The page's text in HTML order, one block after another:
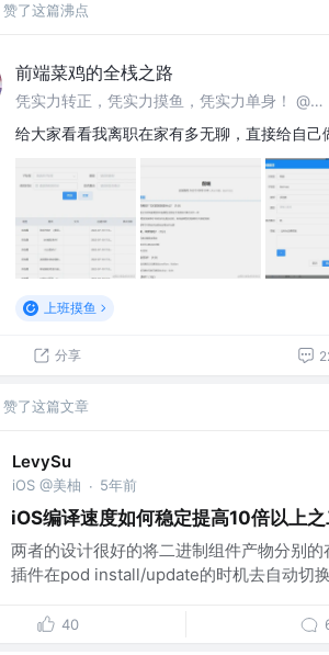
赞了这篇沸点
前端菜鸡的全桟之路
凭实力转正，凭实力摸鱼，凭实力单身！ @成都某不知名小公司
给大家看看我离职在家有多无聊，直接给自
上班摸鱼
分享
赞了这篇文章
LevySu
iOS @美柚 · 5年前
iOS编译速度如何稳定提高10倍以上
两者的设计很好的将二进制组件产物分别
插件在pod install/update的时机去自动切
40